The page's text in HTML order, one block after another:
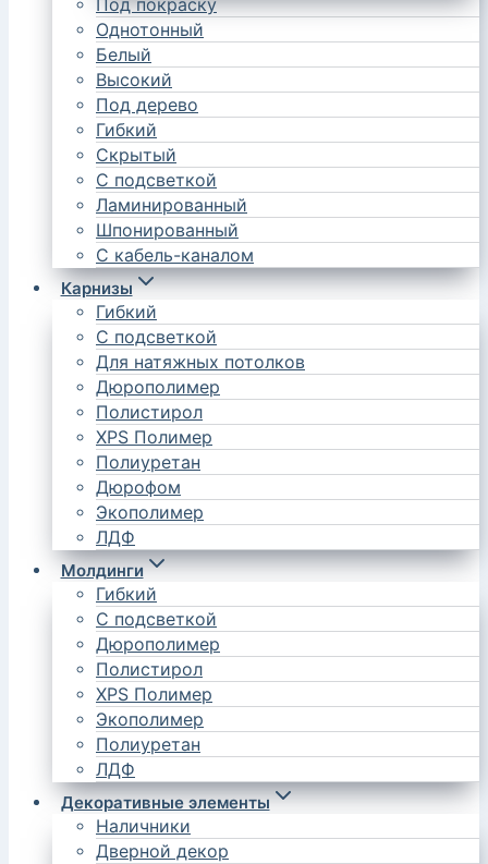
Под покраску
Однотонный
Белый
Высокий
Под дерево
Гибкий
Скрытый
С подсветкой
Ламинированный
Шпонированный
С кабель-каналом
Карнизы
Гибкий
С подсветкой
Для натяжных потолков
Дюрополимер
Полистирол
XPS Полимер
Полиуретан
Дюрофом
Экополимер
ЛДФ
Молдинги
Гибкий
С подсветкой
Дюрополимер
Полистирол
XPS Полимер
Экополимер
Полиуретан
ЛДФ
Декоративные элементы
Наличники
Дверной декор